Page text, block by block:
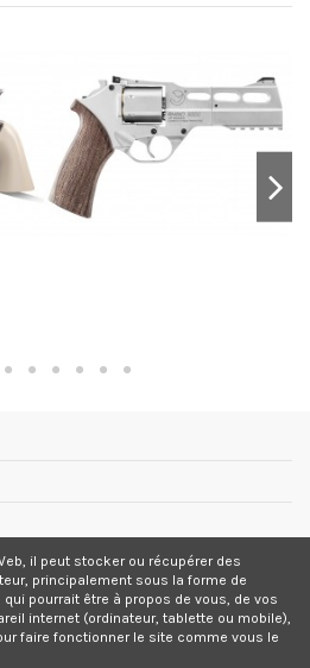
il peut stocker ou récupérer des
principalement sous la forme de
pourrait être à propos de vous, de vos
internet (ordinateur, tablette ou mobile),
faire fonctionner le site comme vous le